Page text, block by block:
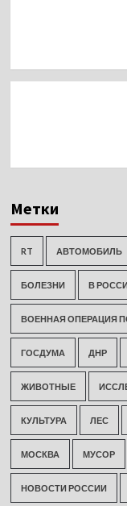
Метки
RT АВТОМОБИЛЬ
БОЛЕЗНИ В
ВОЕННАЯ ОПЕРАЦИЯ
ГОСДУМА ДНР
ЖИВОТНЫЕ
КУЛЬТУРА ЛЕС
МОСКВА МУСОР
НОВОСТИ РОССИИ